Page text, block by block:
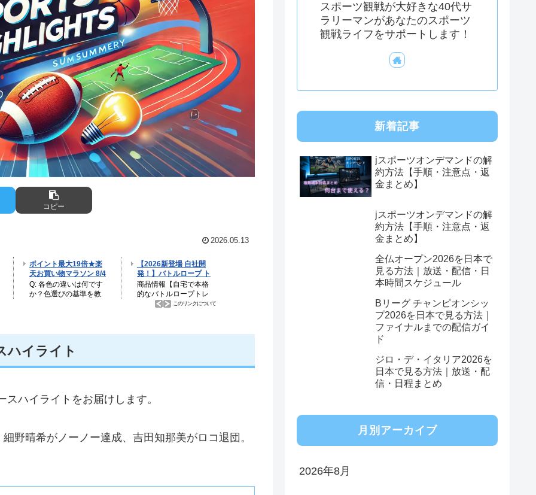
コピー
2026.05.13
ハイライト
ハイライトをお届けします。
野晴希がノーノー達成、吉田知那美がロコ退団。
スポーツ観戦が大好きな40代サ
ラリーマンがあなたのスポーツ
観戦ライフをサポートします！
新着記事
jスポーツオンデマンドの解
約方法【手順・注意点・返
金まとめ】
jスポーツオンデマンドの解
約方法【手順・注意点・返
金まとめ】
全仏オープン2026を日本で
見る方法｜放送・配信・日
本時間スケジュール
Bリーグ チャンピオンシッ
プ2026を日本で見る方法｜
ファイナルまでの配信ガイ
ド
ジロ・デ・イタリア2026を
日本で見る方法｜放送・配
信・日程まとめ
月別アーカイブ
2026年8月